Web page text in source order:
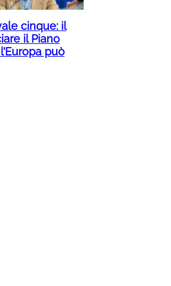
cinque: il
il Piano
può